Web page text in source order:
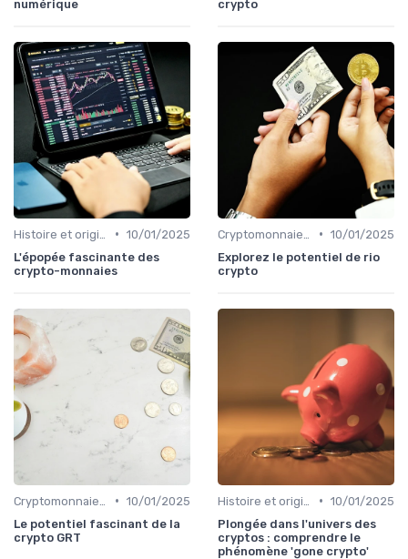
numérique
crypto
• 10/01/2025
L'épopée fascinante des
crypto-monnaies
• 10/01/2025
Explorez le potentiel de rio
crypto
• 10/01/2025
Le potentiel fascinant de la
crypto GRT
• 10/01/2025
Plongée dans l'univers des
cryptos : comprendre le
phénomène 'gone crypto'